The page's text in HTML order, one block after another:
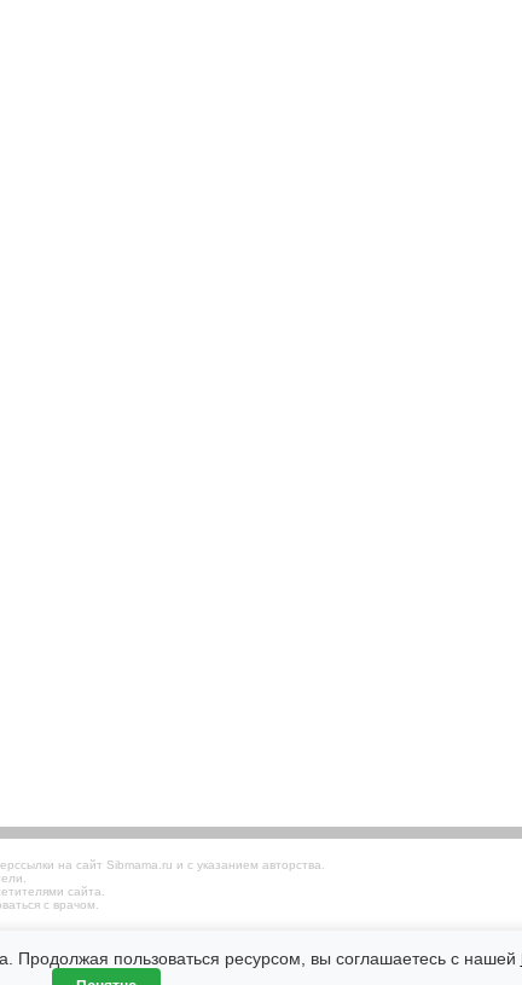
на сайт Sibmama.ru и с указанием авторства.
сайта.
с врачом.
пользоваться ресурсом, вы соглашаетесь с нашей